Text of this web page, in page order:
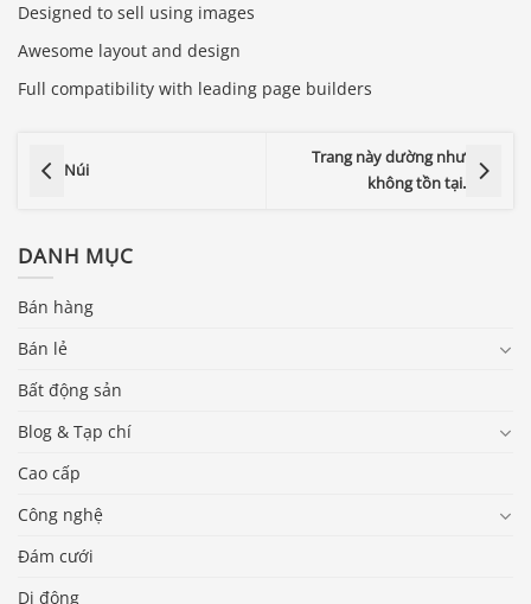
Designed to sell using images
Awesome layout and design
Full compatibility with leading page builders
Núi
Trang này dường như
không tồn tại.
DANH MỤC
Bán hàng
Bán lẻ
Bất động sản
Blog & Tạp chí
Cao cấp
Công nghệ
Đám cưới
Di động